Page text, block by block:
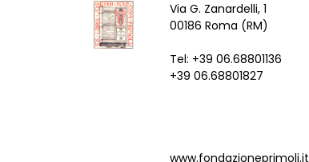
Via G. Zanardelli, 1
00186 Roma (RM)
Tel: +39 06.68801136
+39 06.68801827
www.fondazioneprimoli.it